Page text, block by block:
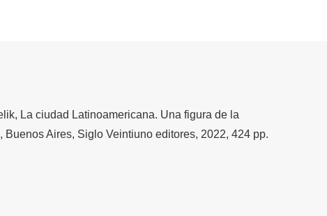
La ciudad Latinoamericana. Una figura de la
Aires, Siglo Veintiuno editores, 2022, 424 pp.